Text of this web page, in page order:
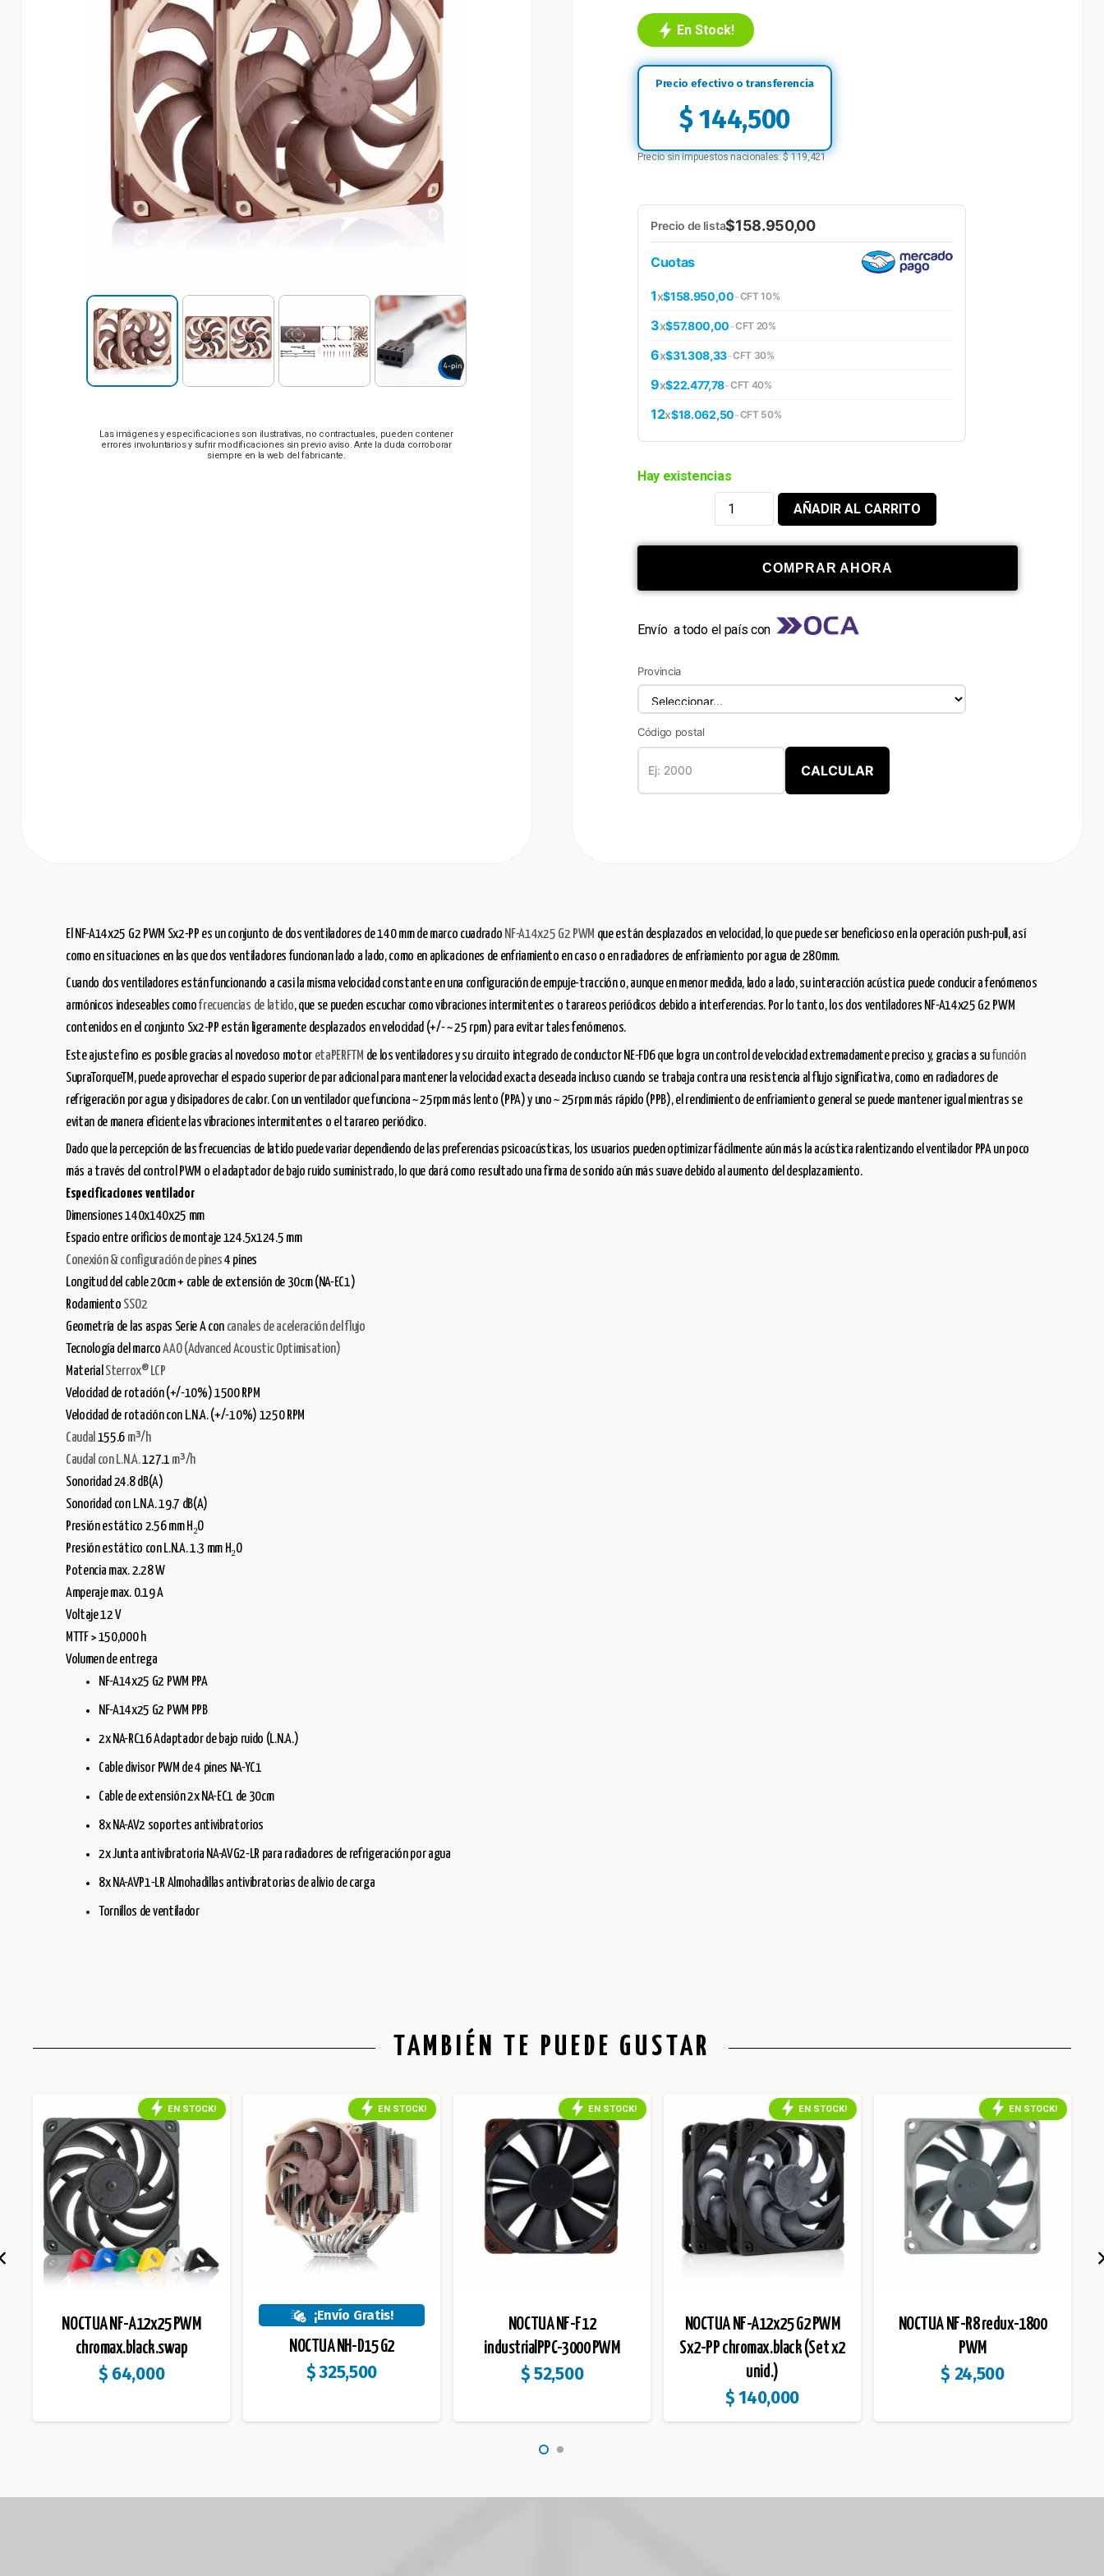
Las imágenes y especificaciones son ilustrativas, no contractuales, pueden contener
errores involuntarios y sufrir modificaciones sin previo aviso. Ante la duda corroborar
siempre en la web del fabricante.
En Stock!
$144,500
Precio sin impuestos nacionales:$119,421
Precio de lista$158.950,00
Cuotas
1x$158.950,00-CFT 10%
3x$57.800,00-CFT 20%
6x$31.308,33-CFT 30%
9x$22.477,78-CFT 40%
12x$18.062,50-CFT 50%
Hay existencias
AÑADIR AL CARRITO
COMPRAR AHORA
Envío a todo el país con
Provincia
Código postal
CALCULAR
El NF-A14x25 G2 PWM Sx2-PP es un conjunto de dos ventiladores de 140 mm de marco cuadrado NF-A14x25 G2 PWM que están desplazados en velocidad, lo que puede ser beneficioso en la operación push-pull, así
como en situaciones en las que dos ventiladores funcionan lado a lado, como en aplicaciones de enfriamiento en caso o en radiadores de enfriamiento por agua de 280mm.
Cuando dos ventiladores están funcionando a casi la misma velocidad constante en una configuración de empuje-tracción o, aunque en menor medida, lado a lado, su interacción acústica puede conducir a fenómenos
armónicos indeseables comofrecuencias de latido, que se pueden escuchar como vibraciones intermitentes o tarareos periódicos debido a interferencias. Por lo tanto, los dos ventiladores NF-A14x25 G2 PWM
contenidos en el conjunto Sx2-PP están ligeramente desplazados en velocidad (+/- ~ 25 rpm) para evitar tales fenómenos.
Este ajuste fino es posible gracias al novedoso motor etaPERFTM de los ventiladores y su circuito integrado de conductor NE-FD6 que logra un control de velocidad extremadamente preciso y, gracias a sufunción
SupraTorqueTM, puede aprovechar el espacio superior de par adicional para mantener la velocidad exacta deseada incluso cuando se trabaja contra una resistencia al flujo significativa, como en radiadores de
refrigeración por agua y disipadores de calor. Con un ventilador que funciona ~ 25rpm más lento (PPA) y uno ~ 25rpm más rápido (PPB), el rendimiento de enfriamiento general se puede mantener igual mientras se
evitan de manera eficiente las vibraciones intermitentes o el tarareo periódico.
Dado que la percepción de las frecuencias de latido puede variar dependiendo de las preferencias psicoacústicas, los usuarios pueden optimizar fácilmente aún más la acústica ralentizando el ventilador PPA un poco
más a través del control PWM o el adaptador de bajo ruido suministrado, lo que dará como resultado una firma de sonido aún más suave debido al aumento del desplazamiento.
Especificaciones ventilador
Dimensiones 140x140x25 mm
Espacio entre orificios de montaje 124.5x124.5 mm
Conexión & configuración de pines4 pines
Longitud del cable 20cm + cable de extensión de 30cm (NA-EC1)
Rodamiento SSO2
Geometría de las aspas Serie A con canales de aceleración del flujo
Tecnología del marcoAAO (Advanced Acoustic Optimisation)
Material Sterrox® LCP
Velocidad de rotación (+/-10%) 1500 RPM
Velocidad de rotación con L.N.A. (+/-10%) 1250 RPM
Caudal 155.6 m³/h
Caudal con L.N.A.127.1 m³/h
Sonoridad 24.8 dB(A)
Sonoridad con L.N.A. 19.7 dB(A)
Presión estático 2.56 mm H₂O
Presión estático con L.N.A. 1.3 mm H₂O
Potencia max. 2.28 W
Amperaje max. 0.19 A
Voltaje 12 V
MTTF > 150,000 h
Volumen de entrega
NF-A14x25 G2 PWM PPA
NF-A14x25 G2 PWM PPB
2x NA-RC16 Adaptador de bajo ruido (L.N.A.)
Cable divisor PWM de 4 pines NA-YC1
Cable de extensión 2x NA-EC1 de 30cm
8x NA-AV2 soportes antivibratorios
2x Junta antivibratoria NA-AVG2-LR para radiadores de refrigeración por agua
8x NA-AVP1-LR Almohadillas antivibratorias de alivio de carga
Tornillos de ventilador
TAMBIÉN TE PUEDE GUSTAR
EN STOCK!
NOCTUA NF-A12x25 PWM
chromax.black.swap
$ 64,000
EN STOCK!
¡Envío Gratis!
NOCTUA NH-D15 G2
$325,500
EN STOCK!
NOCTUA NF-F12
industrialPPC-3000 PWM
$ 52,500
EN STOCK!
NOCTUA NF-A12x25 G2 PWM
Sx2-PP chromax.black (Set x2
unid.)
$ 140,000
EN STOCK!
NOCTUA NF-R8 redux-1800
PWM
$ 24,500